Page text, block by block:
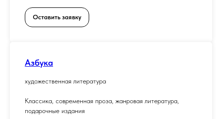
Оставить заявку
Азбука
художественная литература
Классика, современная проза, жанровая литература,
подарочные издания